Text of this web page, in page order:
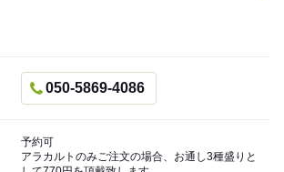
050-5869-4086
予約可
アラカルトのみご注文の場合、お通し3種盛りと